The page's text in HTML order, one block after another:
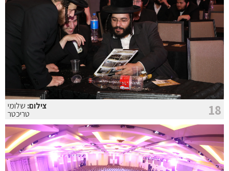
18 צילום: שלומי
טריכטר